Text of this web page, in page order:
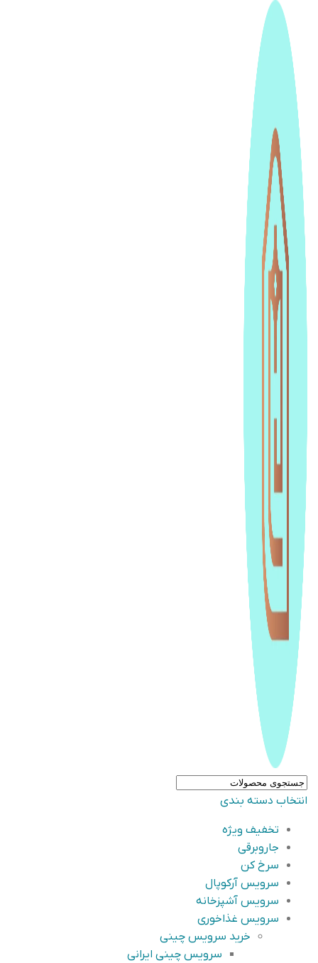
انتخاب دسته بندی
تخفیف ویژه
جاروبرقی
سرخ کن
سرویس آرکوپال
سرویس آشپزخانه
سرویس غذاخوری
خرید سرویس چینی
سرویس چینی ایرانی